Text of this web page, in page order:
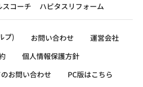
スコーチ ハピタスリフォーム
プ) お問い合わせ
運営会社
個人情報保護方針
お問い合わせ
PC版はこちら